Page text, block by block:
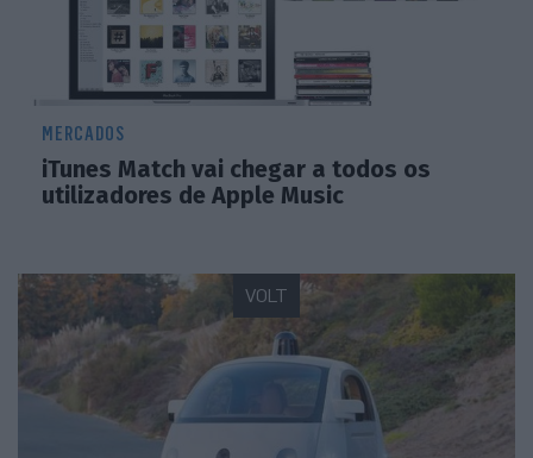
MERCADOS
iTunes Match vai chegar a todos os
utilizadores de Apple Music
VOLT